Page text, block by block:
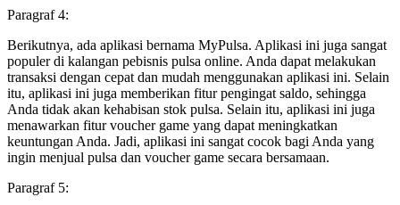
Paragraf 4:
Berikutnya, ada aplikasi bernama MyPulsa. Aplikasi ini juga sangat
populer di kalangan pebisnis pulsa online. Anda dapat melakukan
transaksi dengan cepat dan mudah menggunakan aplikasi ini. Selain
itu, aplikasi ini juga memberikan fitur pengingat saldo, sehingga
Anda tidak akan kehabisan stok pulsa. Selain itu, aplikasi ini juga
menawarkan fitur voucher game yang dapat meningkatkan
keuntungan Anda. Jadi, aplikasi ini sangat cocok bagi Anda yang
ingin menjual pulsa dan voucher game secara bersamaan.
Paragraf 5: